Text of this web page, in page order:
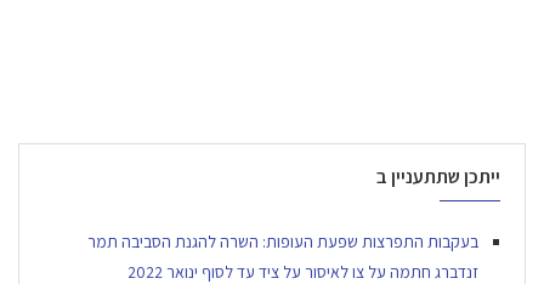
ייתכן שתתעניין ב
בעקבות התפרצות שפעת העופות: השרה להגנת הסביבה תמר
זנדברג חתמה על צו לאיסור על ציד עד לסוף ינואר 2022